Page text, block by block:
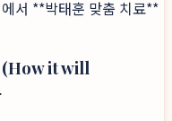
서 **박태훈 맞춤 치료**
(How it will